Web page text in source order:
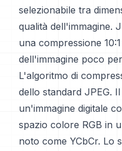
selezionabile tra
qualità dell'immagine.
una compressione
dell'immagine poco
L'algoritmo di
dello standard JPEG.
un'immagine digitale
spazio colore RGB in
noto come YCbCr. Lo